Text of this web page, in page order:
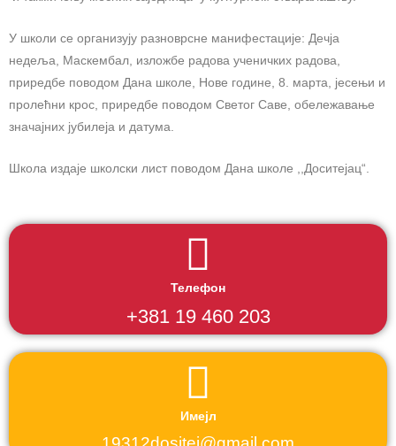
У школи се организују разноврсне манифестације: Дечја
недеља, Маскембал, изложбе радова ученичких радова,
приредбе поводом Дана школе, Нове године, 8. марта, јесењи и
пролећни крос, приредбе поводом Светог Саве, обележавање
значајних јубилеја и датума.
Школа издаје школски лист поводом Дана школе ,,Доситејац“.
Телефон
+381 19 460 203
Имејл